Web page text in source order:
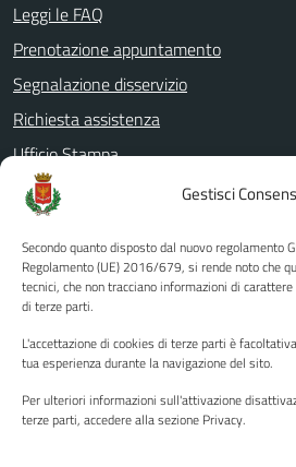
Gestisci
Secondo quanto disposto dal nuovo regolamento
Regolamento (UE) 2016/679, si rende noto che
tecnici, che non tracciano informazioni di
di terze parti.
L'accettazione di cookies di terze parti è
tua esperienza durante la navigazione del sito.
Per ulteriori informazioni sull'attivazione
terze parti, accedere alla sezione Privacy.
Leggi le FAQ
Prenotazione appuntamento
Segnalazione disservizio
Richiesta assistenza
Ufficio Stampa
Amministrazione Trasparente
Albo pretorio
Informativa privacy
Note legali
Piano di miglioramento del sito